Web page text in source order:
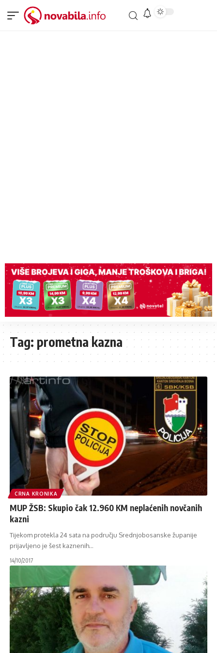
Tag: prometna kazna
CRNA KRONIKA
MUP ŽSB: Skupio čak 12.960 KM neplaćenih novčanih
kazni
Tijekom protekla 24 sata na području Srednjobosanske županije
prijavljeno je šest kaznenih…
14/10/2017